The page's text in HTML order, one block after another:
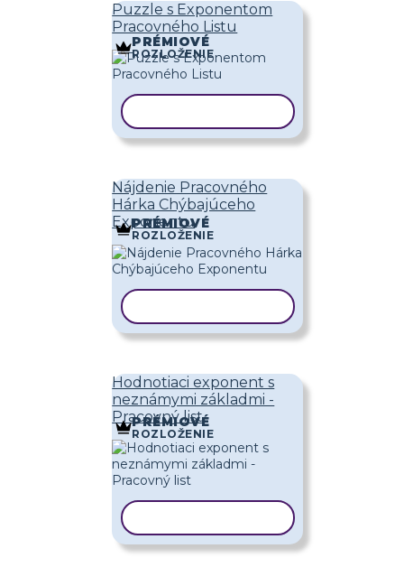
Puzzle s Exponentom
Pracovného Listu
PRÉMIOVÉ
ROZLOŽENIE
Nájdenie Pracovného
Hárka Chýbajúceho
Exponentu
PRÉMIOVÉ
ROZLOŽENIE
Hodnotiaci exponent s
neznámymi základmi -
Pracovný list
PRÉMIOVÉ
ROZLOŽENIE